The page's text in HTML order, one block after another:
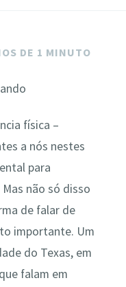
DE 1 MINUTO
física –
a nós nestes
para
não só disso
de falar de
importante. Um
do Texas, em
falam em